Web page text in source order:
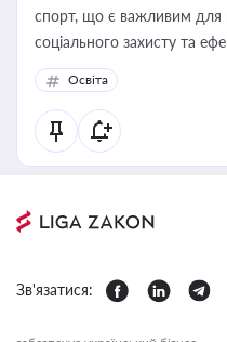
спорт, що є важливим для
соціального захисту та
політики у цій галузі
Освіта
Зв'язатися: